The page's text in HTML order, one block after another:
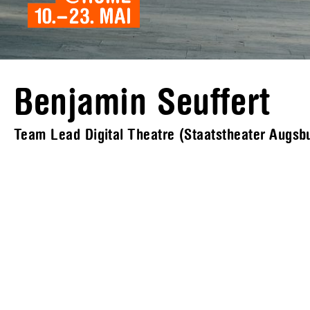
Benjamin Seuffert
Team Lead Digital Theatre (Staatstheater